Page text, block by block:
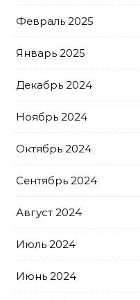
Февраль 2025
Январь 2025
Декабрь 2024
Ноябрь 2024
Октябрь 2024
Сентябрь 2024
Август 2024
Июль 2024
Июнь 2024